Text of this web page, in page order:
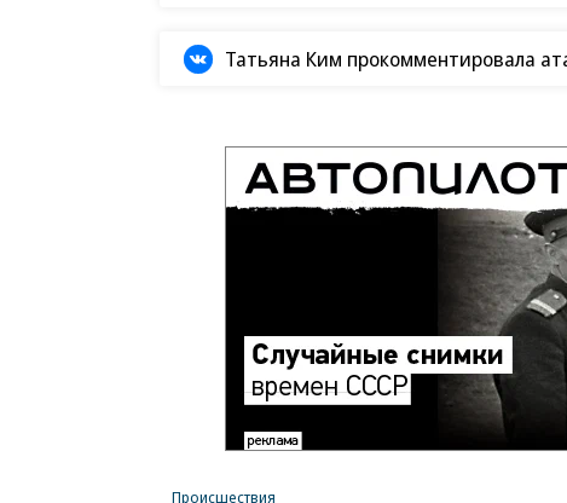
Татьяна Ким прокомментировала
Происшествия